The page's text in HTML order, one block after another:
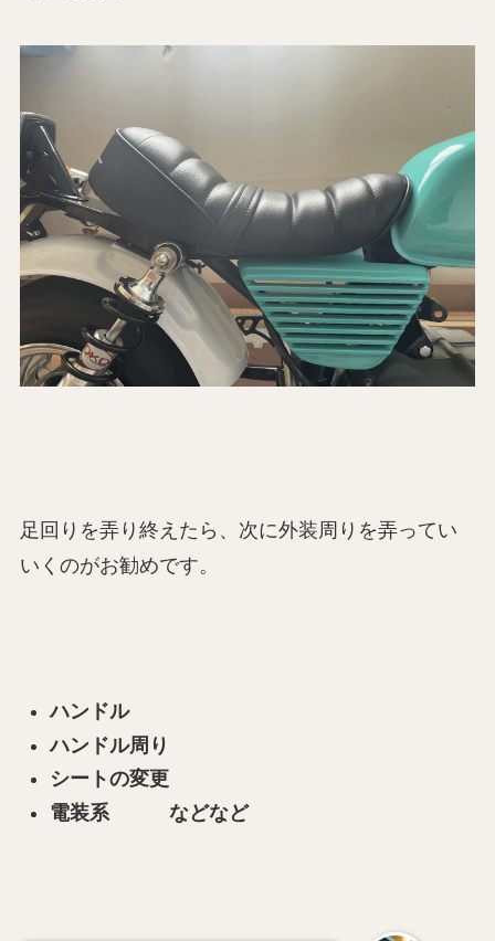
足回りを弄り終えたら、次に外装周りを弄ってい
いくのがお勧めです。
ハンドル
ハンドル周り
シートの変更
電装系 などなど